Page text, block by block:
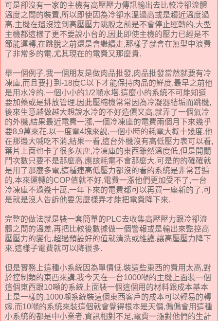
可是卻沒有一家的主機有高壓壓力傳訊輸出去比較冷卻流體
溫度之間的裝置,所以即使因為冷卻水溫過高或是趨近溫度過
高,主機在還沒達到高壓壓力跳脫之前是不會停止運轉的,大型
主機都這樣了更不要說小台的,因此即使主機的壓力已經是不
節能運轉,在跳脫之前還是會繼續走,那樣子就會在無型中浪費
了非常多的電,尤其現在的電費又那麼貴.
舉一個例子,我一個朋友是做肉品批發,肉品批發當然就要有冷
凍庫,而且要打到-18度C以下才能保持肉品的鮮度,最早之前他
是用水冷的,一個小小的1/2噸水塔,這麼小的系統不可能知道
要加藥或是排放管理,因此壓縮機常常因為冷凝器結垢而跳機,
後來生意越做越大想說水冷的不好造價又高,就弄了一個氣冷
的外機,結果最近電費一漲,一個冷凍庫的電費兩個月下來幾乎
要8,9萬來花,以一度電4塊來說,一個小時的耗電大概十幾度,他
在那邊大喊吃不消,結果一看,這台外機沒有高低壓力表可以看,
葉片上面也卡了很多灰塵,冷凍庫的東西雖然溫度低,但是開關
門次數只要不是那麼高,應該耗電不會那麼大,可是的的確確就
是用了那麼多電,這種連高低壓力都沒的看的系統是非常普遍
的,本來運轉的COP值就不好,電費一漲他們更加受不了,一台
冷凍庫不過幾十萬,一年下來的電費都可以再買一座新的了.可
是就是沒人告訴他要怎麼樣弄才能把電費降下來.
完整的做法就是裝一套簡單的PLC去收集高壓壓力跟冷卻流
體之間的溫差,再把比較後數據做一個警報或是輸出來監控高
壓壓力的變化,超過預設好的值就清洗或維護,讓高壓壓力降下
來,這樣子電費就可以降很多.
但是實務上這種小系統因為單價低,裝這些東西的費用太高,對
於控制類的東西來講,我今天在一台1000噸的主機上面裝一個
這個東西跟10噸的系統上面裝一個這個用的材料跟成本基本
上是一樣的,1000噸系統裝這個東西客戶的成本可以輕易的轉
嫁,而10噸的系統來裝這個就會覺得根本是天價,偏偏會用這種
小系統的都是中小業者,資訊相對不足,電費一漲對他們的生計